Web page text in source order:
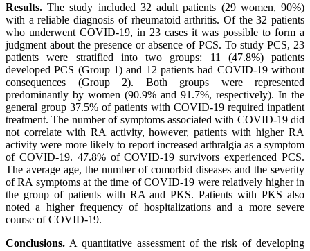
Results. The study included 32 adult patients (29 women, 90%)
with a reliable diagnosis of rheumatoid arthritis. Of the 32 patients
who underwent COVID-19, in 23 cases it was possible to form a
judgment about the presence or absence of PCS. To study PCS, 23
patients were stratified into two groups: 11 (47.8%) patients
developed PCS (Group 1) and 12 patients had COVID-19 without
consequences (Group 2). Both groups were represented
predominantly by women (90.9% and 91.7%, respectively). In the
general group 37.5% of patients with COVID-19 required inpatient
treatment. The number of symptoms associated with COVID-19 did
not correlate with RA activity, however, patients with higher RA
activity were more likely to report increased arthralgia as a symptom
of COVID-19. 47.8% of COVID-19 survivors experienced PCS.
The average age, the number of comorbid diseases and the severity
of RA symptoms at the time of COVID-19 were relatively higher in
the group of patients with RA and PKS. Patients with PKS also
noted a higher frequency of hospitalizations and a more severe
course of COVID-19.
Conclusions. A quantitative assessment of the risk of developing